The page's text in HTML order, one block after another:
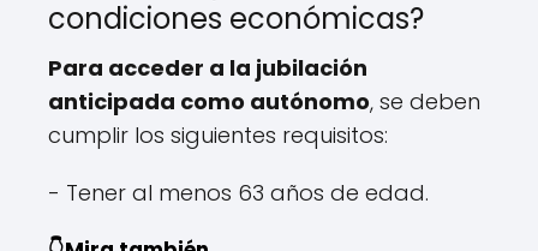
condiciones económicas?
Para acceder a la jubilación
anticipada como autónomo, se deben
cumplir los siguientes requisitos:
- Tener al menos 63 años de edad.